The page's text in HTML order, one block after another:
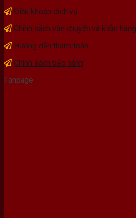
Điều khoản dịch vụ
Chính sách vận chuyển và kiểm hàng
Hướng dẫn thanh toán
Chính sách bảo hành
Fanpage